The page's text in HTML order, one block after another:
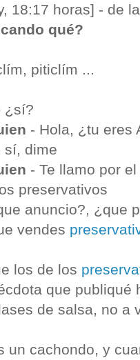
18:17 horas] - de
qué?
piticlím ...
¿sí?
- Hola, ¿tu eres
sí, dime
- Te llamo por
preservativos
anuncio?, ¿que
vendes
los de los
que publiqué
de salsa, no a
un cachondo, y